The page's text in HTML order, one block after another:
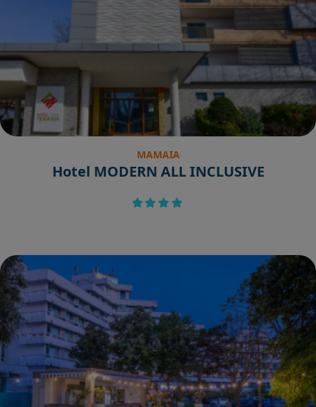
MAMAIA
Hotel MODERN ALL INCLUSIVE